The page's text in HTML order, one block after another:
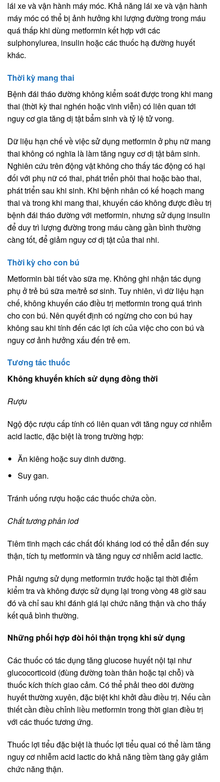
lái xe và vận hành máy móc. Khả năng lái xe và vận hành
máy móc có thể bị ảnh hưởng khi lượng đường trong máu
quá thấp khi dùng metformin kết hợp với các
sulphonylurea, insulin hoặc các thuốc hạ đường huyết
khác.
Thời kỳ mang thai
Bệnh đái tháo đường không kiểm soát được trong khi mang
thai (thời kỳ thai nghén hoặc vĩnh viễn) có liên quan tới
nguy cơ gia tăng dị tật bẩm sinh và tỷ lệ tử vong.
Dữ liệu hạn chế về việc sử dụng metformin ở phụ nữ mang
thai không có nghĩa là làm tăng nguy cơ dị tật bâm sinh.
Nghiên cứu trên động vật không cho thấy tác động có hại
đối với phụ nữ có thai, phát triển phôi thai hoặc bào thai,
phát triển sau khi sinh. Khi bệnh nhân có kế hoạch mang
thai và trong khi mang thai, khuyến cáo không được điều trị
bệnh đái tháo đường với metformin, nhưng sử dụng insulin
để duy trì lượng đường trong máu càng gần bình thường
càng tốt, để giảm nguy cơ dị tật của thai nhi.
Thời kỳ cho con bú
Metformin bài tiết vào sữa mẹ. Không ghi nhận tác dụng
phụ ở trẻ bú sữa me/trẻ sơ sinh. Tuy nhiên, vì dữ liệu hạn
chế, không khuyến cáo điều trị metformin trong quá trình
cho con bú. Nên quyết định có ngừng cho con bú hay
không sau khi tính đến các lợi ích của việc cho con bú và
nguy cơ ảnh hưởng xấu đến trẻ em.
Tương tác thuốc
Không khuyến khích sử dụng đồng thời
Rượu
Ngộ độc rượu cấp tính có liên quan với tăng nguy cơ nhiễm
acid lactic, đặc biệt là trong trường hợp:
Ăn kiêng hoặc suy dinh dưỡng.
Suy gan.
Tránh uống rượu hoặc các thuốc chứa cồn.
Chất tương phản iod
Tiêm tĩnh mạch các chất đối kháng iod có thể dẫn đến suy
thận, tích tụ metformin và tăng nguy cơ nhiễm acid lactic.
Phải ngưng sử dụng metformin trước hoặc tại thời điểm
kiểm tra và không được sử dụng lại trong vòng 48 giờ sau
đó và chỉ sau khi đánh giá lại chức năng thận và cho thấy
kết quả bình thường.
Những phối hợp đòi hỏi thận trọng khi sử dụng
Các thuốc có tác dụng tăng glucose huyết nội tại như
glucocorticoid (đùng đường toàn thân hoặc tại chỗ) và
thuốc kích thích giao cảm. Có thể phải theo dõi đường
huyết thường xuyên, đặc biệt khi khởi đầu điều trị. Nếu cần
thiết cần điều chỉnh liều metformin trong thời gian điều trị
với các thuốc tương ứng.
Thuốc lợi tiểu đặc biệt là thuốc lợi tiểu quai có thể làm tăng
nguy cơ nhiễm acid lactic do khả năng tiềm tàng gây giảm
chức năng thận.